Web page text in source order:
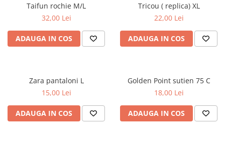
Taifun rochie M/L
32,00 Lei
ADAUGA IN COS
Tricou ( replica) XL
22,00 Lei
ADAUGA IN COS
Zara pantaloni L
15,00 Lei
ADAUGA IN COS
Golden Point sutien 75 C
18,00 Lei
ADAUGA IN COS